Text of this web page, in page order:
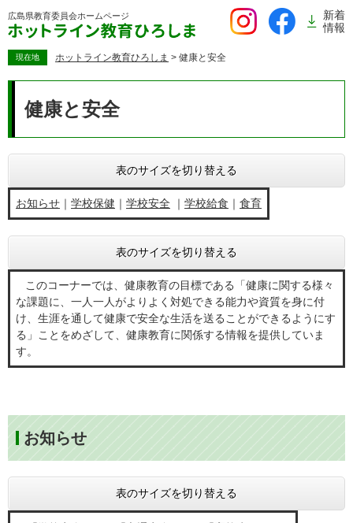
ー
広島県教育委員会ホームページ
新着
情報
現在地 ホットライン教育ひろしま > 健康と安全
健康と安全
表のサイズを切り替える
お知らせ ｜ 学校保健 ｜ 学校安全 ｜ 学校給食 ｜ 食育
表のサイズを切り替える
このコーナーでは、健康教育の目標である「健康に関する様々
な課題に、一人一人がよりよく対処できる能力や資質を身に付
け、生涯を通して健康で安全な生活を送ることができるようにす
る」ことをめざして、健康教育に関係する情報を提供していま
す。
お知らせ
表のサイズを切り替える